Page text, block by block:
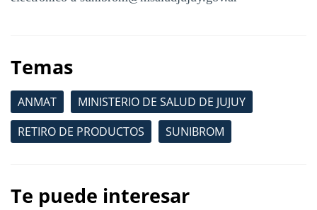
Temas
ANMAT
MINISTERIO DE SALUD DE JUJUY
RETIRO DE PRODUCTOS
SUNIBROM
Te puede interesar